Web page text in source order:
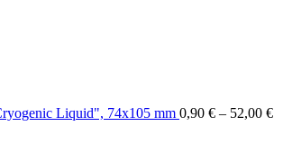
Liquid", 74x105 mm 0,90 € – 52,00 €